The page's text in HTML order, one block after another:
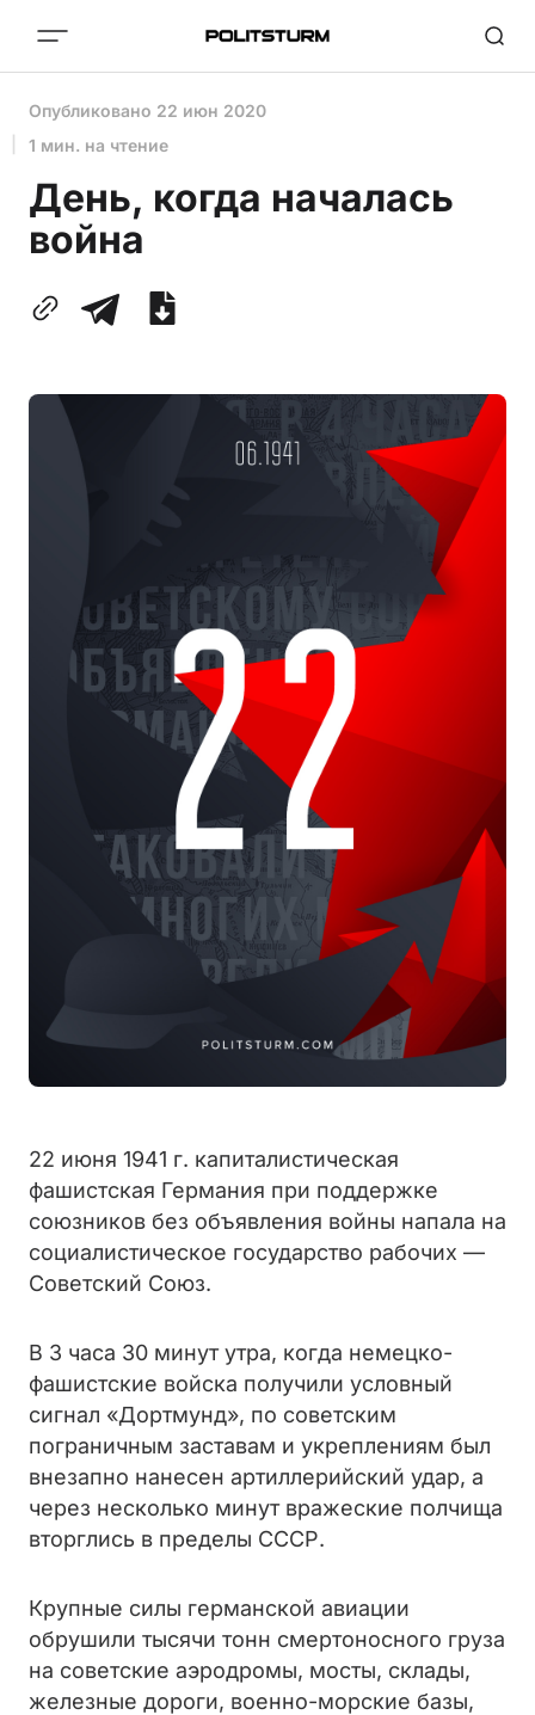
Опубликовано 22 июн 2020
1 мин. на чтение
День, когда началась
война
22 июня 1941 г. капиталистическая
фашистская Германия при поддержке
союзников без объявления войны напала на
социалистическое государство рабочих —
Советский Союз.
В 3 часа 30 минут утра, когда немецко-
фашистские войска получили условный
сигнал «Дортмунд», по советским
пограничным заставам и укреплениям был
внезапно нанесен артиллерийский удар, а
через несколько минут вражеские полчища
вторглись в пределы СССР.
Крупные силы германской авиации
обрушили тысячи тонн смертоносного груза
на советские аэродромы, мосты, склады,
железные дороги, военно-морские базы,